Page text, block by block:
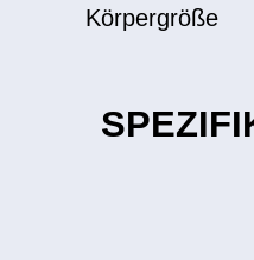
Körpergröße